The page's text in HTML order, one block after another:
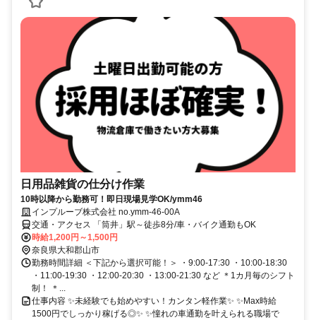
日用品雑貨の仕分け作業
10時以降から勤務可！即日現場見学OK/ymm46
インプルーブ株式会社 no.ymm-46-00A
交通・アクセス 「筒井」駅～徒歩8分/車・バイク通勤もOK
時給1,200円～1,500円
奈良県大和郡山市
勤務時間詳細 ＜下記から選択可能！＞ ・9:00-17:30 ・10:00-18:30
・11:00-19:30 ・12:00-20:30 ・13:00-21:30 など ＊1カ月毎のシフト
制！ ＊...
仕事内容 ✨未経験でも始めやすい！カンタン軽作業✨ ✨Max時給
1500円でしっかり稼げる◎✨ ✨憧れの車通勤を叶えられる職場で